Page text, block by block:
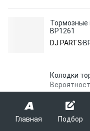
Главная Подбор
Тормозные
BP1261
DJ PARTS
Колодки
Отгрузка
61.62 p.